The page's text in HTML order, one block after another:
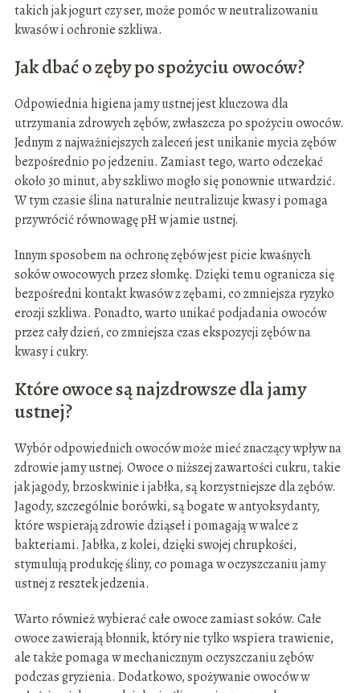
takich jak jogurt czy ser, może pomóc w neutralizowaniu
kwasów i ochronie szkliwa.
Jak dbać o zęby po spożyciu owoców?
Odpowiednia higiena jamy ustnej jest kluczowa dla
utrzymania zdrowych zębów, zwłaszcza po spożyciu owoców.
Jednym z najważniejszych zaleceń jest unikanie mycia zębów
bezpośrednio po jedzeniu. Zamiast tego, warto odczekać
około 30 minut, aby szkliwo mogło się ponownie utwardzić.
W tym czasie ślina naturalnie neutralizuje kwasy i pomaga
przywrócić równowagę pH w jamie ustnej.
Innym sposobem na ochronę zębów jest picie kwaśnych
soków owocowych przez słomkę. Dzięki temu ogranicza się
bezpośredni kontakt kwasów z zębami, co zmniejsza ryzyko
erozji szkliwa. Ponadto, warto unikać podjadania owoców
przez cały dzień, co zmniejsza czas ekspozycji zębów na
kwasy i cukry.
Które owoce są najzdrowsze dla jamy
ustnej?
Wybór odpowiednich owoców może mieć znaczący wpływ na
zdrowie jamy ustnej. Owoce o niższej zawartości cukru, takie
jak jagody, brzoskwinie i jabłka, są korzystniejsze dla zębów.
Jagody, szczególnie borówki, są bogate w antyoksydanty,
które wspierają zdrowie dziąseł i pomagają w walce z
bakteriami. Jabłka, z kolei, dzięki swojej chrupkości,
stymulują produkcję śliny, co pomaga w oczyszczaniu jamy
ustnej z resztek jedzenia.
Warto również wybierać całe owoce zamiast soków. Całe
owoce zawierają błonnik, który nie tylko wspiera trawienie,
ale także pomaga w mechanicznym oczyszczaniu zębów
podczas gryzienia. Dodatkowo, spożywanie owoców w